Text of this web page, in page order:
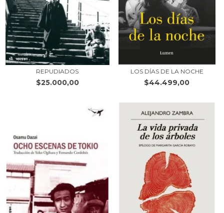
REPUDIADOS
$25.000,00
LOS DÍAS DE LA NOCHE
$44.499,00